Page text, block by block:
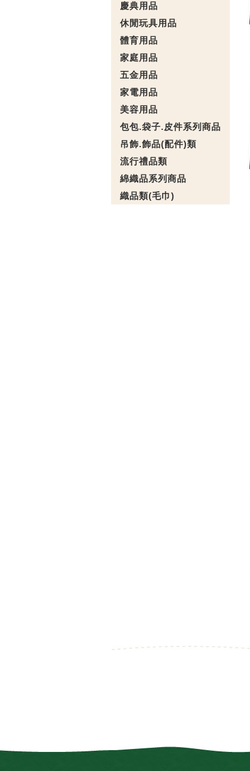
慶典用品
休閒玩具用品
體育用品
家庭用品
五金用品
家電用品
美容用品
包包.袋子.皮件系列商品
吊飾.飾品(配件)類
流行禮品類
綿織品系列商品
織品類(毛巾)